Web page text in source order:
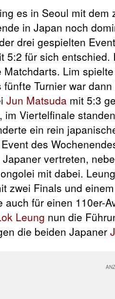
es in Seoul mit dem
in Japan noch
drei gespielten
5:2 für sich
Matchdarts. Lim
Turnier war
Jun Matsuda mit 5:3
Viertelfinale
ein rein
des
vertreten,
mit dabei.
zwei Finals und
für einen 110er-
Leung nun die
die beiden Japaner